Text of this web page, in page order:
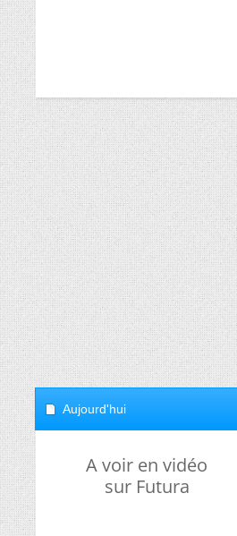
Aujourd'hui
A voir en vidéo
sur Futura